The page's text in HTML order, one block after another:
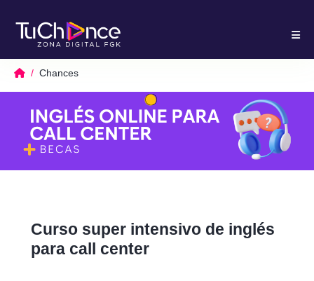
Chances
Curso super intensivo de inglés
para call center